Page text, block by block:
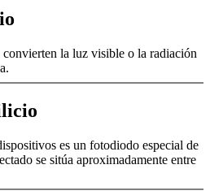
la luz visible o la radiación
es un fotodiodo especial de
se sitúa aproximadamente entre